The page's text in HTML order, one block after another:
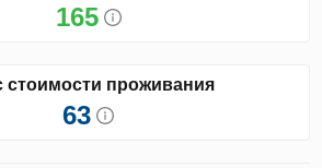
165
стоимости проживания
63